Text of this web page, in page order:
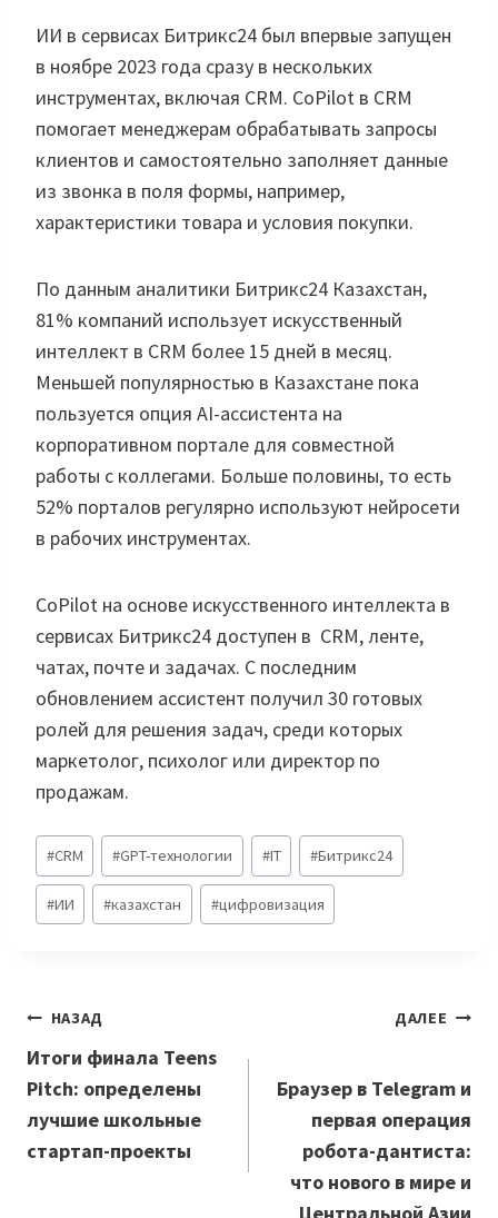
ИИ в сервисах Битрикс24 был впервые запущен
в ноябре 2023 года сразу в нескольких
инструментах, включая CRM. CoPilot в CRM
помогает менеджерам обрабатывать запросы
клиентов и самостоятельно заполняет данные
из звонка в поля формы, например,
характеристики товара и условия покупки.
По данным аналитики Битрикс24 Казахстан,
81% компаний использует искусственный
интеллект в CRM более 15 дней в месяц.
Меньшей популярностью в Казахстане пока
пользуется опция AI-ассистента на
корпоративном портале для совместной
работы с коллегами. Больше половины, то есть
52% порталов регулярно используют нейросети
в рабочих инструментах.
CoPilot на основе искусственного интеллекта в
сервисах Битрикс24 доступен в CRM, ленте,
чатах, почте и задачах. С последним
обновлением ассистент получил 30 готовых
ролей для решения задач, среди которых
маркетолог, психолог или директор по
продажам.
Метки
записи:
#CRM #GPT-технологии #IT #Битрикс24
#ИИ #казахстан #цифровизация
Навигация
по
записям
НАЗАД
Итоги финала Teens
Pitch: определены
лучшие школьные
стартап-проекты
ДАЛЕЕ
Браузер в Telegram и
первая операция
робота-дантиста:
что нового в мире и